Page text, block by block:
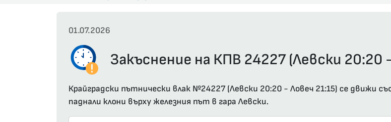
01.07.2026
Закъснение на КПВ 24227 (Левски 20:20
Крайградски пътнически влак №24227 (Левски 20:20 - Ловеч 21:15) се движи
паднали клони върху железния път в гара Левски.